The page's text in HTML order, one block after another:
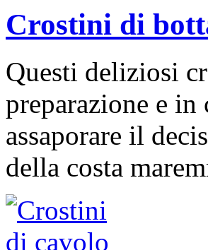
Crostini di
Questi deliziosi
preparazione e in
assaporare il
della costa